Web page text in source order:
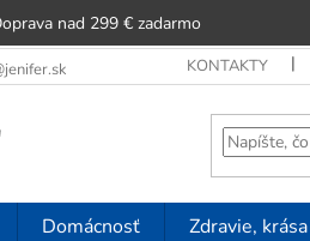
nad 299 € zadarmo
KONTAKTY
Domácnosť Zdravie, krása